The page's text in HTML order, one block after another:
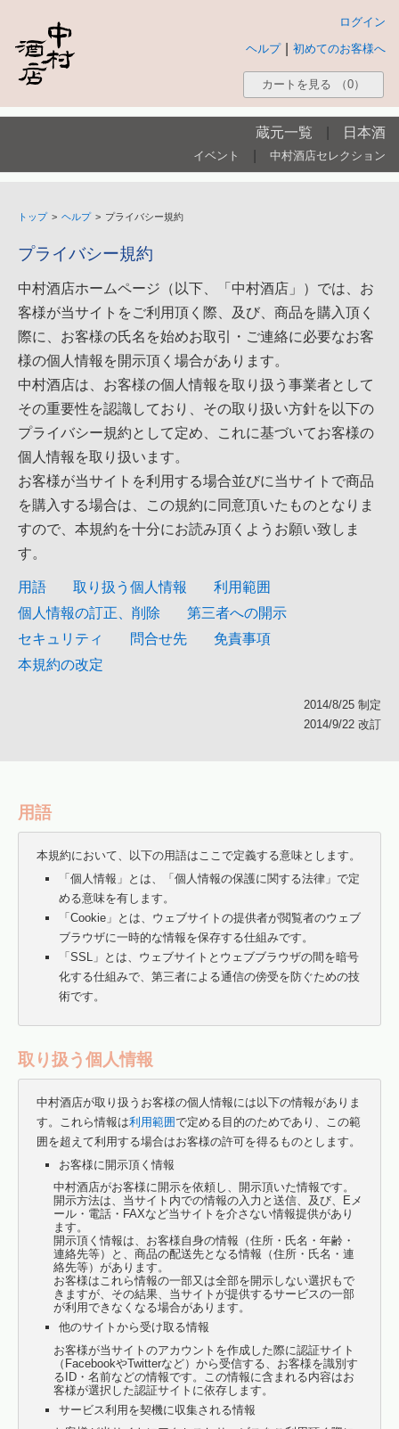
ログイン
初めてのお客様へ
ヘルプ
カートを見る （0）
蔵元一覧 日本酒
イベント 中村酒店セレクション
トップ > ヘルプ > プライバシー規約
プライバシー規約
中村酒店ホームページ（以下、「中村酒店」）では、お
客様が当サイトをご利用頂く際、及び、商品を購入頂く
際に、お客様の氏名を始めお取引・ご連絡に必要なお客
様の個人情報を開示頂く場合があります。
中村酒店は、お客様の個人情報を取り扱う事業者として
その重要性を認識しており、その取り扱い方針を以下の
プライバシー規約として定め、これに基づいてお客様の
個人情報を取り扱います。
お客様が当サイトを利用する場合並びに当サイトで商品
を購入する場合は、この規約に同意頂いたものとなりま
すので、本規約を十分にお読み頂くようお願い致しま
す。
用語 取り扱う個人情報
利用範囲
個人情報の訂正、削除
第三者への開示
セキュリティ
問合せ先
免責事項
本規約の改定
2014/8/25 制定
2014/9/22 改訂
用語
本規約において、以下の用語はここで定義する意味とします。
「個人情報」とは、「個人情報の保護に関する法律」で定
める意味を有します。
「Cookie」とは、ウェブサイトの提供者が閲覧者のウェブ
ブラウザに一時的な情報を保存する仕組みです。
「SSL」とは、ウェブサイトとウェブブラウザの間を暗号
化する仕組みで、第三者による通信の傍受を防ぐための技
術です。
取り扱う個人情報
中村酒店が取り扱うお客様の個人情報には以下の情報がありま
す。これら情報は利用範囲で定める目的のためであり、この範
囲を超えて利用する場合はお客様の許可を得るものとします。
お客様に開示頂く情報
中村酒店がお客様に開示を依頼し、開示頂いた情報です。
開示方法は、当サイト内での情報の入力と送信、及び、Eメ
ール・電話・FAXなど当サイトを介さない情報提供があり
ます。
開示頂く情報は、お客様自身の情報（住所・氏名・年齢・
連絡先等）と、商品の配送先となる情報（住所・氏名・連
絡先等）があります。
お客様はこれら情報の一部又は全部を開示しない選択もで
きますが、その結果、当サイトが提供するサービスの一部
が利用できなくなる場合があります。
他のサイトから受け取る情報
お客様が当サイトのアカウントを作成した際に認証サイト
（FacebookやTwitterなど）から受信する、お客様を識別す
るID・名前などの情報です。この情報に含まれる内容はお
客様が選択した認証サイトに依存します。
サービス利用を契機に収集される情報